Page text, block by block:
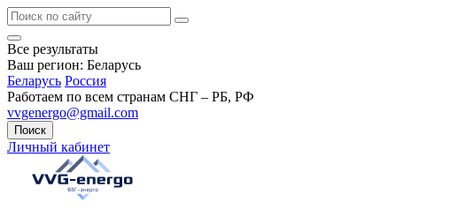
Все результаты
Ваш регион: Беларусь
Беларусь Россия
Работаем по всем странам СНГ – РБ, РФ
vvgenergo@gmail.com
Поиск
Личный кабинет